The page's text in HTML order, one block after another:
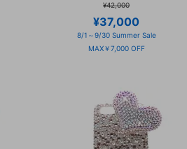
¥42,000
¥37,000
8/1～9/30 Summer Sale
MAX￥7,000 OFF